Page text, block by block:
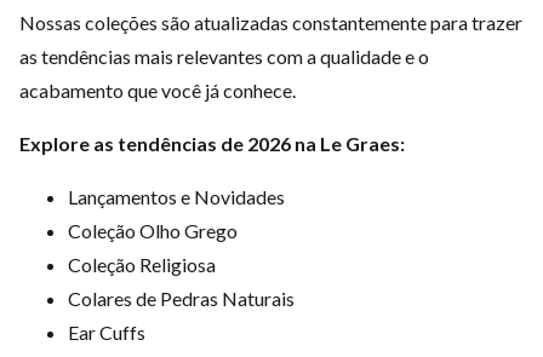
Nossas coleções são atualizadas constantemente para trazer
as tendências mais relevantes com a qualidade e o
acabamento que você já conhece.
Explore as tendências de 2026 na Le Graes:
Lançamentos e Novidades
Coleção Olho Grego
Coleção Religiosa
Colares de Pedras Naturais
Ear Cuffs